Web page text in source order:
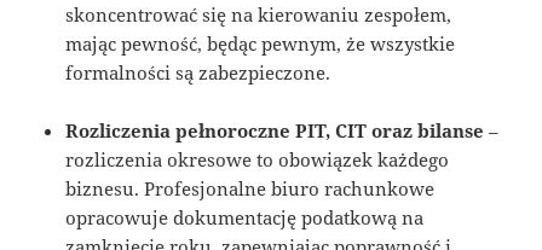
skoncentrować się na kierowaniu zespołem,
mając pewność, będąc pewnym, że wszystkie
formalności są zabezpieczone.
Rozliczenia pełnoroczne PIT, CIT oraz bilanse –
rozliczenia okresowe to obowiązek każdego
biznesu. Profesjonalne biuro rachunkowe
opracowuje dokumentację podatkową na